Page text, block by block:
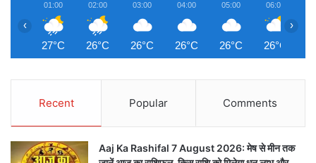
01:00
27°C
02:00
26°C
03:00
26°C
04:00
26°C
05:00
26°C
06:00
26°C
‹ ›
Recent Popular Comments
Aaj Ka Rashifal 7 August 2026: मेष से मीन तक